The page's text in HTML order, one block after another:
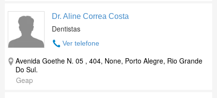
Dr. Aline Correa Costa
Dentistas
Ver telefone
Avenida Goethe N. 05 , 404, None, Porto Alegre, Rio Grande
Do Sul.
Geap